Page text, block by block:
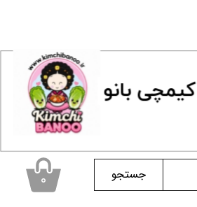
کیمچی بانو
جستجو ۰